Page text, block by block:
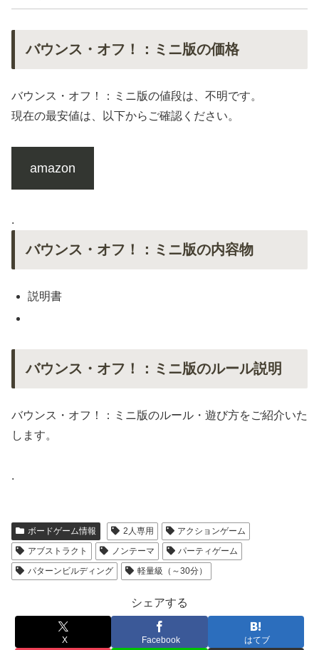
バウンス・オフ！：ミニ版の価格
バウンス・オフ！：ミニ版の値段は、不明です。
現在の最安値は、以下からご確認ください。
amazon
.
バウンス・オフ！：ミニ版の内容物
説明書
バウンス・オフ！：ミニ版のルール説明
バウンス・オフ！：ミニ版のルール・遊び方をご紹介いた
します。
.
ボードゲーム情報 2人専用
アクションゲーム
アブストラクト
ノンテーマ
パーティゲーム
パターンビルディング
軽量級（～30分）
シェアする
X Facebook はてブ